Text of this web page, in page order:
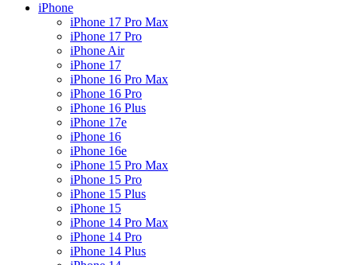
iPhone
iPhone 17 Pro Max
iPhone 17 Pro
iPhone Air
iPhone 17
iPhone 16 Pro Max
iPhone 16 Pro
iPhone 16 Plus
iPhone 17e
iPhone 16
iPhone 16e
iPhone 15 Pro Max
iPhone 15 Pro
iPhone 15 Plus
iPhone 15
iPhone 14 Pro Max
iPhone 14 Pro
iPhone 14 Plus